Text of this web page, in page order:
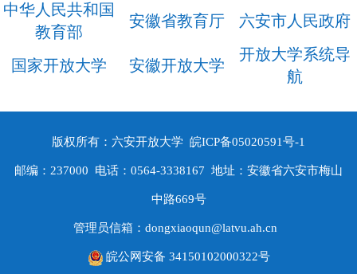
中华人民共和国
教育部
安徽省教育厅 六安市人民政府
国家开放大学 安徽开放大学
开放大学系统导
航
版权所有：六安开放大学 皖ICP备05020591号-1
邮编：237000 电话：0564-3338167 地址：安徽省六安市梅山
中路669号
管理员信箱：dongxiaoqun@latvu.ah.cn
皖公网安备 34150102000322号